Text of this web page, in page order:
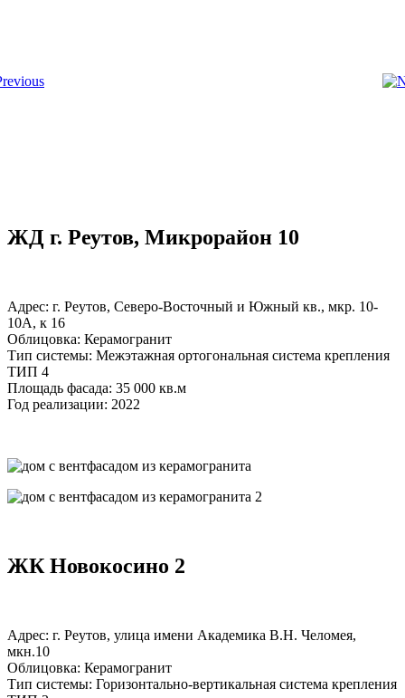
ЖД г. Реутов, Микрорайон 10
Адрес: г. Реутов, Северо-Восточный и Южный кв., мкр. 10-
10А, к 16
Облицовка: Керамогранит
Тип системы: Межэтажная ортогональная система крепления
ТИП 4
Площадь фасада: 35 000 кв.м
Год реализации: 2022
ЖК Новокосино 2
Адрес: г. Реутов, улица имени Академика В.Н. Челомея,
мкн.10
Облицовка: Керамогранит
Тип системы: Горизонтально-вертикальная система крепления